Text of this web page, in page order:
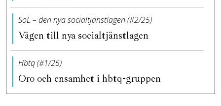
SoL – den nya socialtjänstlagen (#2/25)
Vägen till nya socialtjänstlagen
Hbtq (#1/25)
Oro och ensamhet i hbtq-gruppen